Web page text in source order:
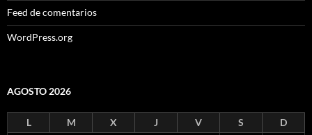
Feed de comentarios
WordPress.org
AGOSTO 2026
L M X J V S
D